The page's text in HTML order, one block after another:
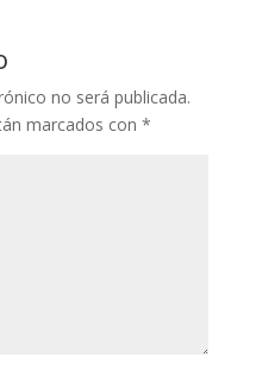
no será publicada.
marcados con *